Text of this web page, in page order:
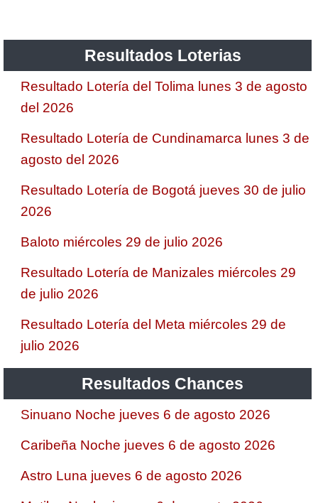
Resultados Loterias
Resultado Lotería del Tolima lunes 3 de agosto
del 2026
Resultado Lotería de Cundinamarca lunes 3 de
agosto del 2026
Resultado Lotería de Bogotá jueves 30 de julio
2026
Baloto miércoles 29 de julio 2026
Resultado Lotería de Manizales miércoles 29
de julio 2026
Resultado Lotería del Meta miércoles 29 de
julio 2026
Resultados Chances
Sinuano Noche jueves 6 de agosto 2026
Caribeña Noche jueves 6 de agosto 2026
Astro Luna jueves 6 de agosto 2026